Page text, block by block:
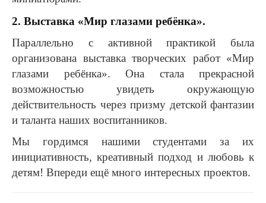
2. Выставка «Мир глазами ребёнка».
Параллельно с активной практикой была
организована выставка творческих работ «Мир
глазами ребёнка». Она стала прекрасной
возможностью увидеть окружающую
действительность через призму детской фантазии
и таланта наших воспитанников.
Мы гордимся нашими студентами за их
инициативность, креативный подход и любовь к
детям! Впереди ещё много интересных проектов.